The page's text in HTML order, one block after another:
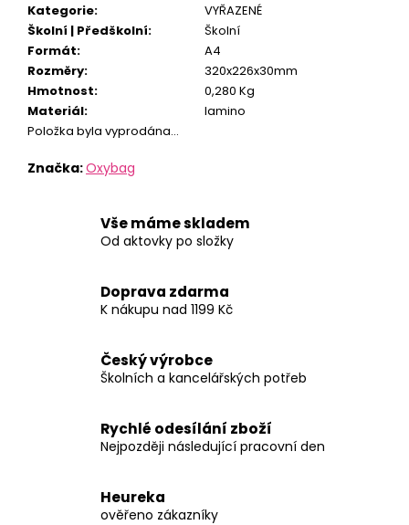
Kategorie:
VYŘAZENÉ
Školní | Předškolní:
Školní
Formát:
A4
Rozměry:
320x226x30mm
Hmotnost:
0,280 Kg
Materiál:
lamino
Položka byla vyprodána…
Značka:Oxybag
Vše máme skladem
Od aktovky po složky
Doprava zdarma
K nákupu nad 1199 Kč
Český výrobce
Školních a kancelářských potřeb
Rychlé odesílání zboží
Nejpozději následující pracovní den
Heureka
ověřeno zákazníky
544
CHAMELEON
24
Kč